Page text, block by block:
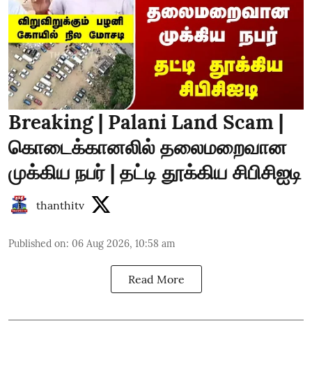
Breaking | Palani Land Scam |
கொடைக்கானலில் தலைமறைவான
முக்கிய நபர் | தட்டி தூக்கிய சிபிசிஐடி
thanthitv
Published on: 06 Aug 2026, 10:58 am
Read More